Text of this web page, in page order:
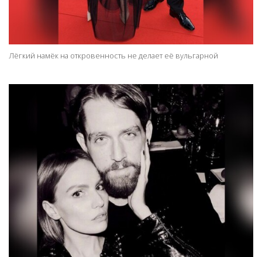
Лёгкий намёк на откровенность не делает её вульгарной